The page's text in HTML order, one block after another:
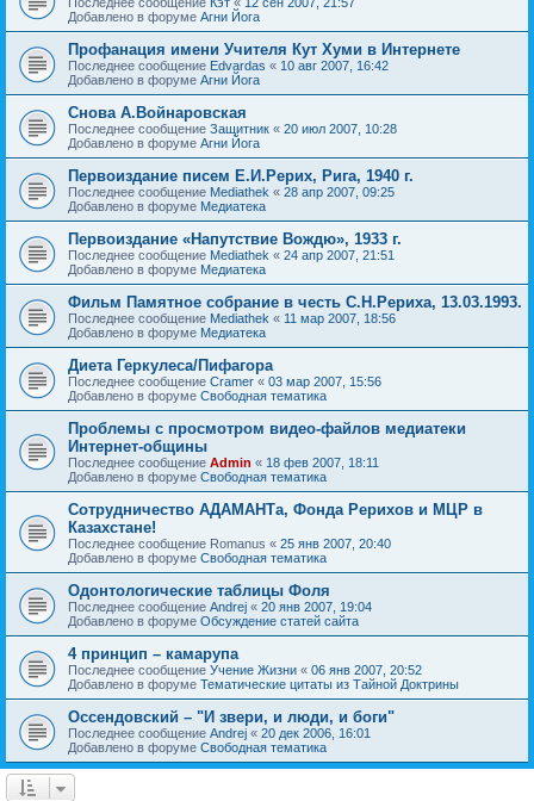
Добавлено в форуме Агни Йога
Профанация имени Учителя Кут Хуми в Интернете
Последнее сообщение Edvardas « 10 авг 2007, 16:42
Добавлено в форуме Агни Йога
Снова А.Войнаровская
Последнее сообщение Защитник « 20 июл 2007, 10:28
Добавлено в форуме Агни Йога
Первоиздание писем Е.И.Рерих, Рига, 1940 г.
Последнее сообщение Mediathek « 28 апр 2007, 09:25
Добавлено в форуме Медиатека
Первоиздание «Напутствие Вождю», 1933 г.
Последнее сообщение Mediathek « 24 апр 2007, 21:51
Добавлено в форуме Медиатека
Фильм Памятное собрание в честь С.Н.Рериха, 13.03.1993.
Последнее сообщение Mediathek « 11 мар 2007, 18:56
Добавлено в форуме Медиатека
Диета Геркулеса/Пифагора
Последнее сообщение Cramer « 03 мар 2007, 15:56
Добавлено в форуме Свободная тематика
Проблемы с просмотром видео-файлов медиатеки
Интернет-общины
Последнее сообщение Admin « 18 фев 2007, 18:11
Добавлено в форуме Свободная тематика
Сотрудничество АДАМАНТа, Фонда Рерихов и МЦР в
Казахстане!
Последнее сообщение Romanus « 25 янв 2007, 20:40
Добавлено в форуме Свободная тематика
Одонтологические таблицы Фоля
Последнее сообщение Andrej « 20 янв 2007, 19:04
Добавлено в форуме Обсуждение статей сайта
4 принцип – камарупа
Последнее сообщение Учение Жизни « 06 янв 2007, 20:52
Добавлено в форуме Тематические цитаты из Тайной Доктрины
Оссендовский – "И звери, и люди, и боги"
Последнее сообщение Andrej « 20 дек 2006, 16:01
Добавлено в форуме Свободная тематика